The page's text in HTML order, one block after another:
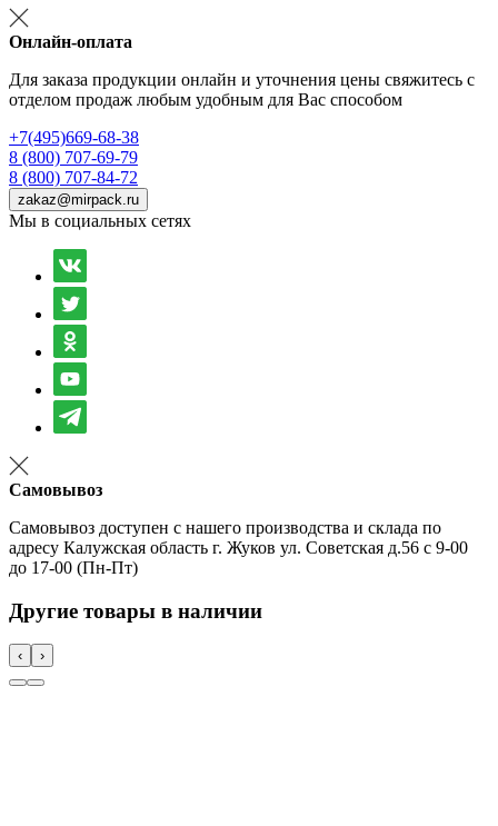
Онлайн-оплата
Для заказа продукции онлайн и уточнения цены свяжитесь с
отделом продаж любым удобным для Вас способом
+7(495)669-68-38
8 (800) 707-69-79
8 (800) 707-84-72
zakaz@mirpack.ru
Мы в социальных сетях
Самовывоз
Самовывоз доступен с нашего производства и склада по
адресу Калужская область г. Жуков ул. Советская д.56 с 9-00
до 17-00 (Пн-Пт)
Другие товары в наличии
‹ ›